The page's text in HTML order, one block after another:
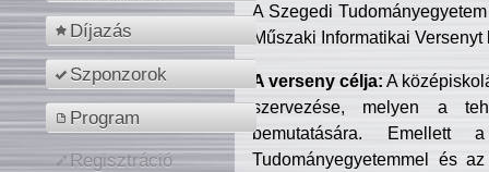
Díjazás
Szponzorok
Program
Regisztráció
A Szegedi
Műszaki Informatikai
A verseny célja: A
szervezése, melyen a
bemutatására. Emellett
Tudományegyetemmel és